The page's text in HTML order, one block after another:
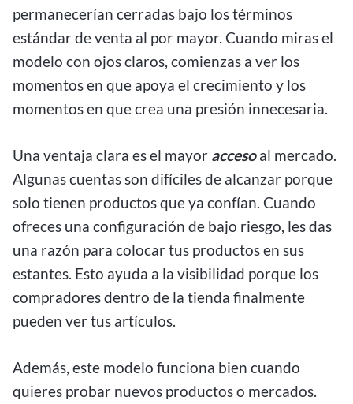
permanecerían cerradas bajo los términos
estándar de venta al por mayor. Cuando miras el
modelo con ojos claros, comienzas a ver los
momentos en que apoya el crecimiento y los
momentos en que crea una presión innecesaria.
Una ventaja clara es el mayor accesoal mercado.
Algunas cuentas son difíciles de alcanzar porque
solo tienen productos que ya confían. Cuando
ofreces una configuración de bajo riesgo, les das
una razón para colocar tus productos en sus
estantes. Esto ayuda a la visibilidad porque los
compradores dentro de la tienda finalmente
pueden ver tus artículos.
Además, este modelo funciona bien cuando
quieres probar nuevos productos o mercados.